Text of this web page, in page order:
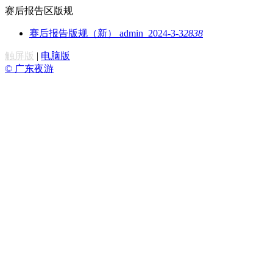
赛后报告区版规
赛后报告版规（新） admin 2024-3-32838
触屏版 | 电脑版
© 广东夜游